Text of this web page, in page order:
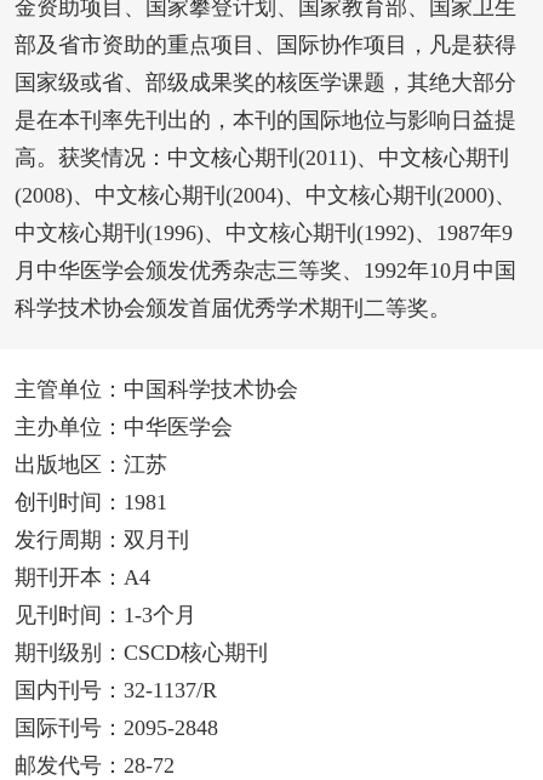
金资助项目、国家攀登计划、国家教育部、国家卫生
部及省市资助的重点项目、国际协作项目，凡是获得
国家级或省、部级成果奖的核医学课题，其绝大部分
是在本刊率先刊出的，本刊的国际地位与影响日益提
高。获奖情况：中文核心期刊(2011)、中文核心期刊
(2008)、中文核心期刊(2004)、中文核心期刊(2000)、
中文核心期刊(1996)、中文核心期刊(1992)、1987年9
月中华医学会颁发优秀杂志三等奖、1992年10月中国
科学技术协会颁发首届优秀学术期刊二等奖。
主管单位：中国科学技术协会
主办单位：中华医学会
出版地区：江苏
创刊时间：1981
发行周期：双月刊
期刊开本：A4
见刊时间：1-3个月
期刊级别：CSCD核心期刊
国内刊号：32-1137/R
国际刊号：2095-2848
邮发代号：28-72